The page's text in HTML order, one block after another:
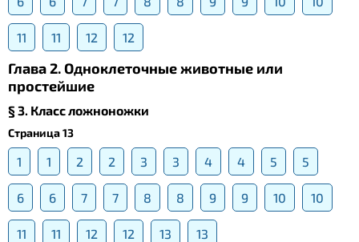
11 11 12 12
Глава 2. Одноклеточные животные или
простейшие
§ 3. Класс ложноножки
Страница 13
1 1 2 2 3 3 4 4 5 5
6 6 7 7 8 8 9 9 10 10
11 11 12 12 13
13